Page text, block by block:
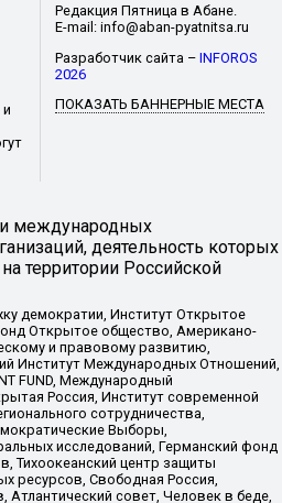
Редакция Пятница в Абане.
E-mail: info@aban-pyatnitsa.ru
Разработчик сайта –INFOROS
2026
ПОКАЗАТЬ БАННЕРНЫЕ МЕСТА
международных
деятельность которых
территории Российской
демократии, Институт Открытое
Открытое общество, Американо-
и правовому развитию,
Институт Международных Отношений,
FUND, Международный
Россия, Институт современной
сотрудничества,
Выборы,
исследований, Германский фонд
Тихоокеанский центр защиты
ресурсов, Свободная Россия,
Атлантический совет, Человек в беде,